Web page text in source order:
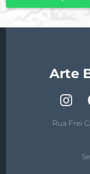
Arte
Rua Frei